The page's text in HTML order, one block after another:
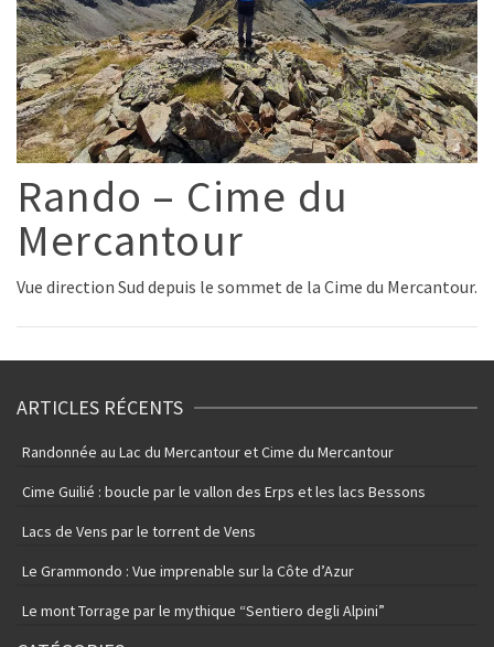
Rando – Cime du
Mercantour
Vue direction Sud depuis le sommet de la Cime du Mercantour.
ARTICLES RÉCENTS
Randonnée au Lac du Mercantour et Cime du Mercantour
Cime Guilié : boucle par le vallon des Erps et les lacs Bessons
Lacs de Vens par le torrent de Vens
Le Grammondo : Vue imprenable sur la Côte d’Azur
Le mont Torrage par le mythique “Sentiero degli Alpini”